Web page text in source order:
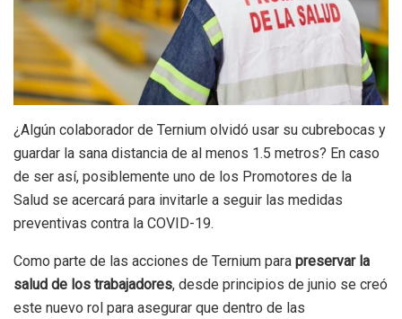
¿Algún colaborador de Ternium olvidó usar su cubrebocas y
guardar la sana distancia de al menos 1.5 metros? En caso
de ser así, posiblemente uno de los Promotores de la
Salud se acercará para invitarle a seguir las medidas
preventivas contra la COVID-19.
Como parte de las acciones de Ternium para preservar la
salud de los trabajadores, desde principios de junio se creó
este nuevo rol para asegurar que dentro de las